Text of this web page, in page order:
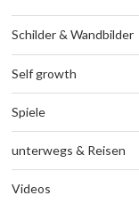
Schilder & Wandbilder
Self growth
Spiele
unterwegs & Reisen
Videos